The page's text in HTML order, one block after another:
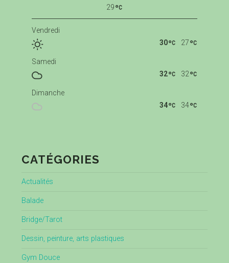
29
Vendredi
27
30
Samedi
32
32
Dimanche
34
34
CATÉGORIES
Actualités
Balade
Bridge/Tarot
Dessin, peinture, arts plastiques
Gym Douce